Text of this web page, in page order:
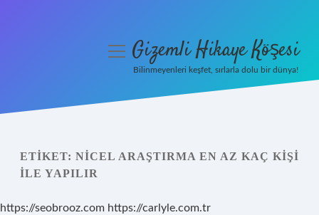
Yasal Uyarı
menüyüGizemli Hikaye Köşesi
Bilinmeyenleri keşfet, sırlarla dolu bir dünya!
ETIKET: NICEL ARAŞTIRMA EN AZ KAÇ KIŞI
ILE YAPILIR
https://seobrooz.com https://carlyle.com.tr